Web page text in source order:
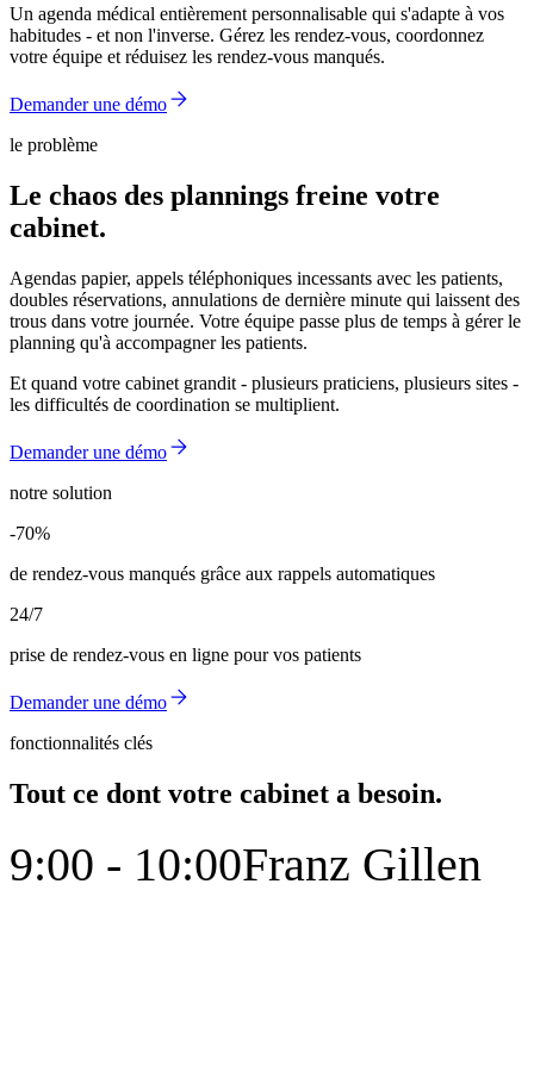
Un agenda médical entièrement personnalisable qui s'adapte à vos
habitudes - et non l'inverse. Gérez les rendez-vous, coordonnez
votre équipe et réduisez les rendez-vous manqués.
Demander une démo
le problème
Le chaos des plannings freine votre
cabinet.
Agendas papier, appels téléphoniques incessants avec les patients,
doubles réservations, annulations de dernière minute qui laissent des
trous dans votre journée. Votre équipe passe plus de temps à gérer le
planning qu'à accompagner les patients.
Et quand votre cabinet grandit - plusieurs praticiens, plusieurs sites -
les difficultés de coordination se multiplient.
Demander une démo
notre solution
-70%
-70%
de rendez-vous manqués grâce aux rappels automatiques
24/7
prise de rendez-vous en ligne pour vos patients
Demander une démo
fonctionnalités clés
Tout ce dont votre cabinet a besoin.
9:00 - 10:00Franz Gillen